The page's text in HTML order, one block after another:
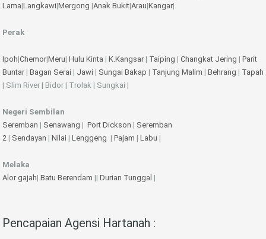
Lama|Langkawi|Mergong |Anak Bukit|Arau|Kangar|
Perak
Ipoh|Chemor|Meru| Hulu Kinta | K.Kangsar| Taiping | Changkat Jering | Parit
Buntar| Bagan Serai | Jawi | Sungai Bakap | Tanjung Malim | Behrang | Tapah
| Slim River | Bidor | Trolak | Sungkai |
Negeri Sembilan
Seremban | Senawang | Port Dickson | Seremban
2 | Sendayan | Nilai | Lenggeng | Pajam | Labu |
Melaka
Alor gajah| Batu Berendam || Durian Tunggal |
Pencapaian Agensi Hartanah :